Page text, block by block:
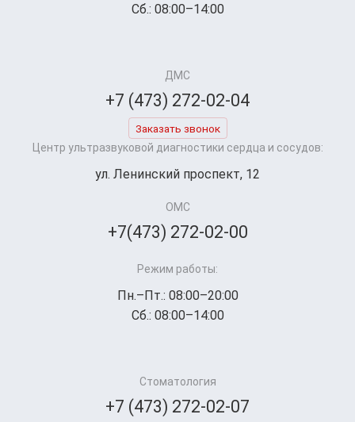
Сб.: 08:00–14:00
ДМС
+7 (473) 272-02-04
Заказать звонок
Центр ультразвуковой диагностики сердца и сосудов:
ул. Ленинский проспект, 12
ОМС
+7(473) 272-02-00
Режим работы:
Пн.–Пт.: 08:00–20:00
Сб.: 08:00–14:00
Стоматология
+7 (473) 272-02-07